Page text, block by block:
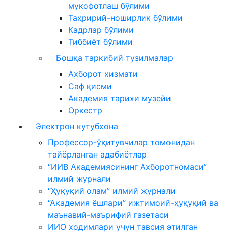
мукофотлаш бўлими
Таҳририй-ноширлик бўлими
Кадрлар бўлими
Тиббиёт бўлими
Бошқа таркибий тузилмалар
Ахборот хизмати
Саф қисми
Академия тарихи музейи
Оркестр
Электрон кутубхона
Профессор-ўқитувчилар томонидан
тайёрланган адабиётлар
“ИИВ Академиясининг Ахборотномаси”
илмий журнали
“Ҳуқуқий олам” илмий журнали
“Академия ёшлари” ижтимоий-ҳуқуқий ва
маънавий-маърифий газетаси
ИИО ходимлари учун тавсия этилган